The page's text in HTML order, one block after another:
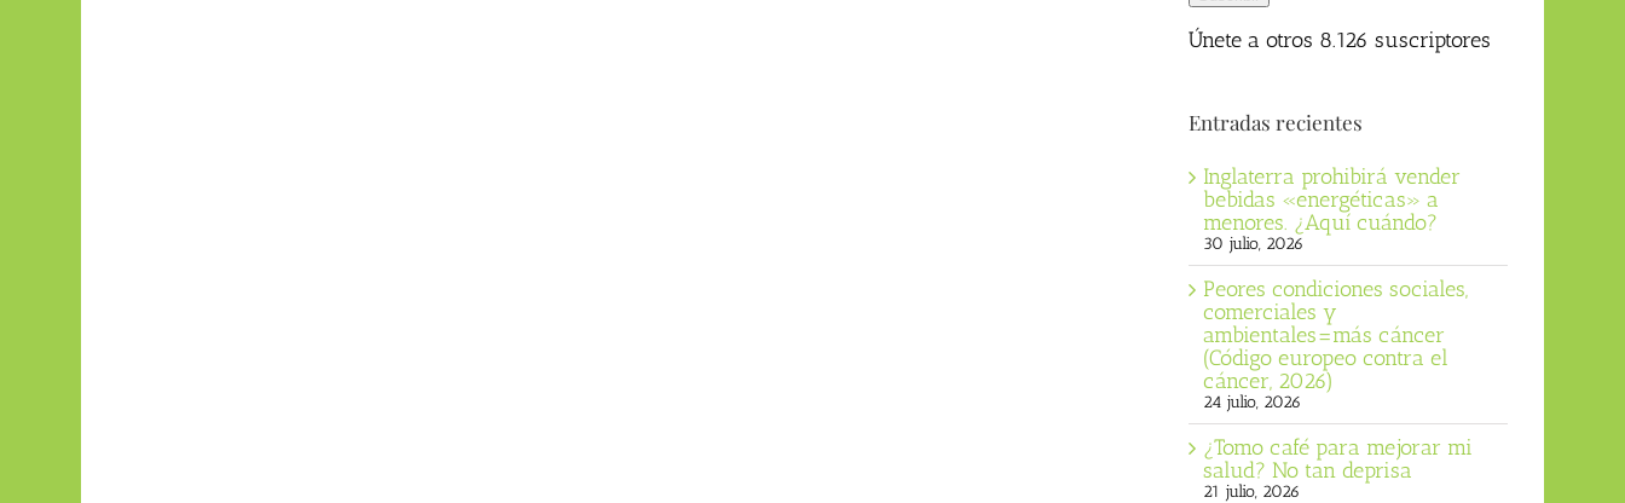
Únete a otros 8.126 suscriptores
Entradas recientes
Inglaterra prohibirá vender
bebidas «energéticas» a
menores. ¿Aquí cuándo?
30 julio, 2026
Peores condiciones sociales,
comerciales y
ambientales=más cáncer
(Código europeo contra el
cáncer, 2026)
24 julio, 2026
¿Tomo café para mejorar mi
salud? No tan deprisa
21 julio, 2026